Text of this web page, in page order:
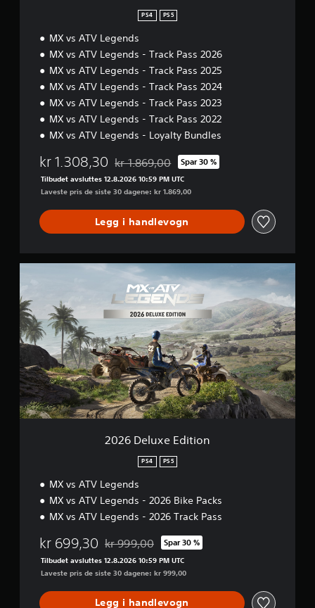
PS4 PS5
MX vs ATV Legends
MX vs ATV Legends - Track Pass 2026
MX vs ATV Legends - Track Pass 2025
MX vs ATV Legends - Track Pass 2024
MX vs ATV Legends - Track Pass 2023
MX vs ATV Legends - Track Pass 2022
MX vs ATV Legends - Loyalty Bundles
kr 1.308,30 Nedsatt fra opprinnelig pris på kr 1.869,00
kr 1.869,00 Spar 30 %
Tilbudet avsluttes 12.8.2026 10:59 PM UTC
Laveste pris de siste 30 dagene: kr 1.869,00
Legg i handlevogn
2
6
D
e
l
u
x
e
E
d
i
2026 Deluxe Edition
PS4 PS5
MX vs ATV Legends
MX vs ATV Legends - 2026 Bike Packs
MX vs ATV Legends - 2026 Track Pass
kr 699,30 Nedsatt fra opprinnelig pris på kr 999,00
kr 999,00 Spar 30 %
Tilbudet avsluttes 12.8.2026 10:59 PM UTC
Laveste pris de siste 30 dagene: kr 999,00
Legg i handlevogn